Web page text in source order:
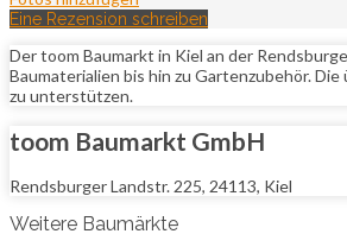
Eine Rezension schreiben
Der toom Baumarkt in Kiel an der
Baumaterialien bis hin zu Gartenzubehör.
zu unterstützen.
toom Baumarkt GmbH
Rendsburger Landstr. 225, 24113, Kiel
Weitere Baumärkte